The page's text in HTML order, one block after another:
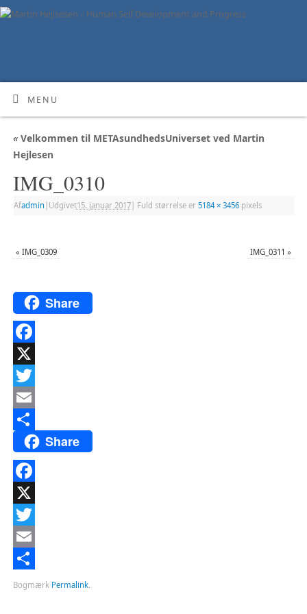
MENU
«Velkommen til METAsundhedsUniverset ved Martin
Hejlesen
IMG_0310
Afadmin Udgivet15. januar 2017| Fuld størrelse er 5184 × 3456pixels
« IMG_0309 IMG_0311 »
Share
Facebook
X
Twitter
Email
Del
Share
Facebook
X
Twitter
Email
Del
Bogmærk Permalink.